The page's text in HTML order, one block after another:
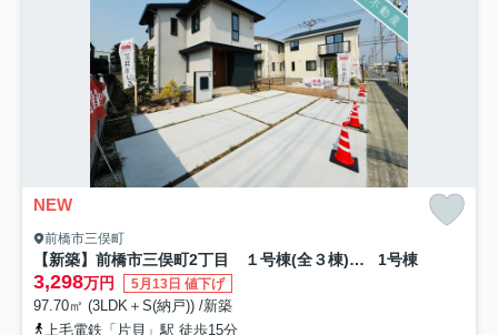
NEW
前橋市三俣町
【新築】前橋市三俣町2丁目 １号棟(全３棟) MOCXGARDEN 新築建売分譲 1号棟
3,298万円 5月13日 値下げ
97.70㎡ (3LDK＋S(納戸)) /新築
上毛電鉄「片貝」駅 徒歩15分